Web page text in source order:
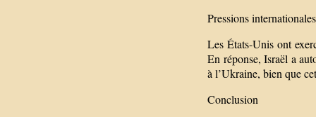
Pressions internationales
Les États-Unis ont
En réponse, Israël a
à l’Ukraine, bien que
Conclusion